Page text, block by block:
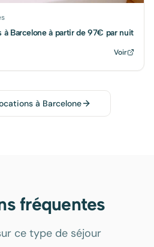
Barcelone à partir de 97€ par nuit
Voir
à Barcelone
fréquentes
ce type de séjour